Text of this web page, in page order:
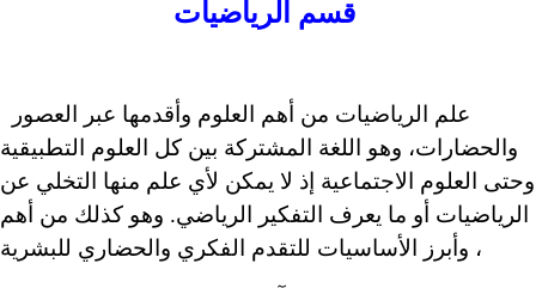
والحضارات، وهو اللغة المشتركة بين كل العلوم التطبيقية
وحتى العلوم الاجتماعية إذ لا يمكن لأي علم منها التخلي عن
الرياضيات أو ما يعرف التفكير الرياضي. وهو كذلك من أهم
وأبرز الأساسيات للتقدم الفكري والحضاري للبشرية ،